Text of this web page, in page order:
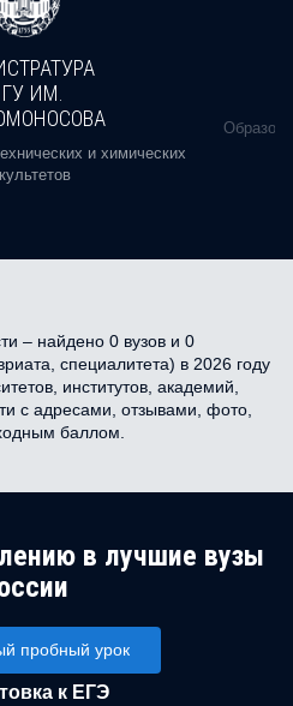
ИМ.
и химических
– найдено 0 вузов и 0
специалитета) в 2026 году
институтов, академий,
с адресами, отзывами, фото,
баллом.
в лучшие вузы
пробный урок
к ЕГЭ